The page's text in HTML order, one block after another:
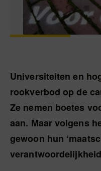
Universiteiten en
rookverbod op de
Ze nemen boetes
aan. Maar volgens
gewoon hun